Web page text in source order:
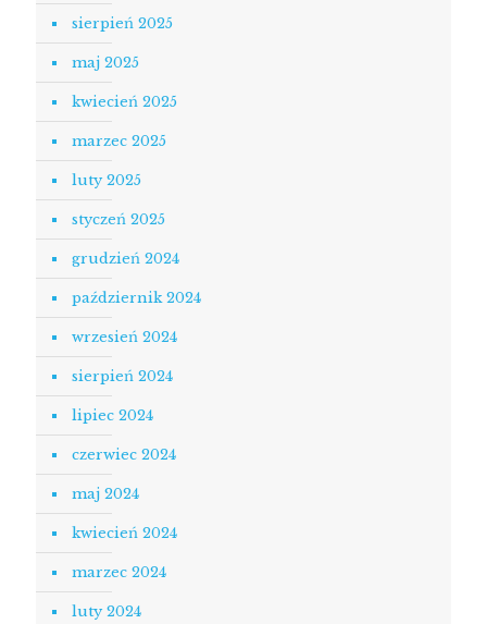
sierpień 2025
maj 2025
kwiecień 2025
marzec 2025
luty 2025
styczeń 2025
grudzień 2024
październik 2024
wrzesień 2024
sierpień 2024
lipiec 2024
czerwiec 2024
maj 2024
kwiecień 2024
marzec 2024
luty 2024